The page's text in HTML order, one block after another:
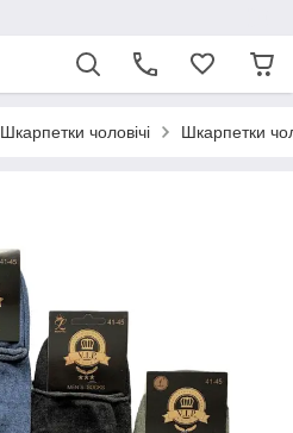
Шкарпетки чоловічі Шкарпетки